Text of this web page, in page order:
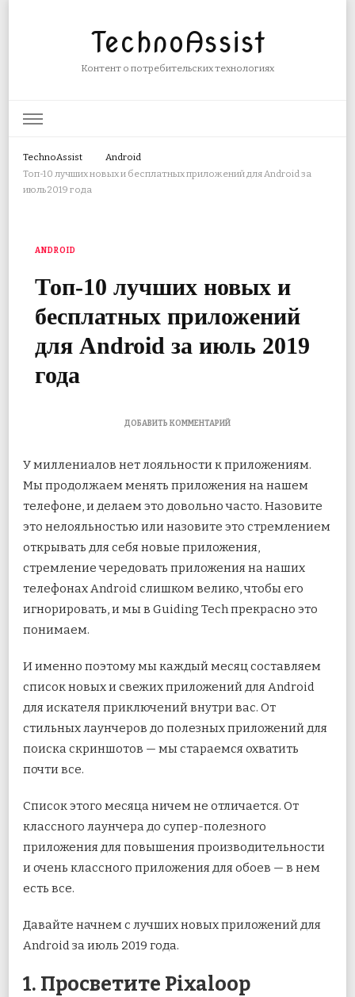
TechnoAssist
Контент о потребительских технологиях
TechnoAssist
Android
Топ-10 лучших новых и бесплатных приложений для Android за
июль 2019 года
ANDROID
Топ-10 лучших новых и
бесплатных приложений
для Android за июль 2019
года
ДОБАВИТЬ КОММЕНТАРИЙК
ЛУЧШИХ
И
БЕСПЛАТНЫХ
ДЛЯ
ANDROID
ИЮЛЬ
2019
ГОДА
У миллениалов нет лояльности к приложениям.
Мы продолжаем менять приложения на нашем
телефоне, и делаем это довольно часто. Назовите
это нелояльностью или назовите это стремлением
открывать для себя новые приложения,
стремление чередовать приложения на наших
телефонах Android слишком велико, чтобы его
игнорировать, и мы в Guiding Tech прекрасно это
понимаем.
И именно поэтому мы каждый месяц составляем
список новых и свежих приложений для Android
для искателя приключений внутри вас. От
стильных лаунчеров до полезных приложений для
поиска скриншотов — мы стараемся охватить
почти все.
Список этого месяца ничем не отличается. От
классного лаунчера до супер-полезного
приложения для повышения производительности
и очень классного приложения для обоев — в нем
есть все.
Давайте начнем с лучших новых приложений для
Android за июль 2019 года.
1. Просветите Pixaloop